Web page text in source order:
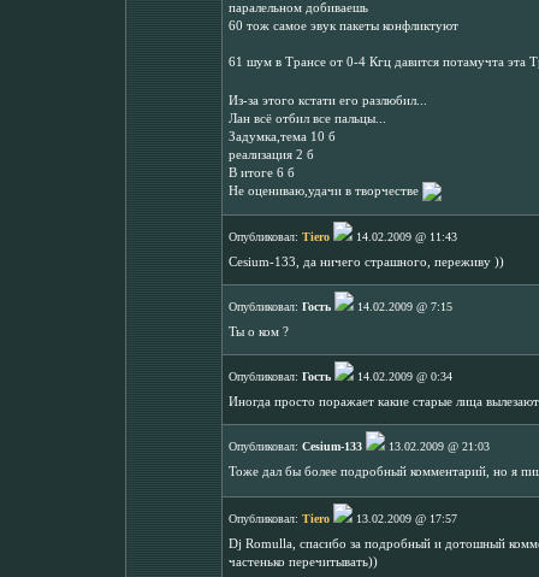
паралельном добиваешь
60 тож самое эвук пакеты конфликтуют
61 шум в Трансе от 0-4 Кгц давится потамучта эта
Из-за этого кстати его разлюбил...
Лан всё отбил все пальцы...
Задумка,тема 10 б
реализация 2 б
В итоге 6 б
Не оцениваю,удачи в творчестве
Опубликовал: Tiero
14.02.2009 @ 11:43
Cesium-133, да ничего страшного, переживу ))
Опубликовал: Гость
14.02.2009 @ 7:15
Ты о ком ?
Опубликовал: Гость
14.02.2009 @ 0:34
Иногда просто поражает какие старые лица
Опубликовал: Cesium-133
13.02.2009 @ 21:03
Тоже дал бы более подробный комментарий, но я
Опубликовал: Tiero
13.02.2009 @ 17:57
Dj Romulla, спасибо за подробный и дотошный
частенько перечитывать))